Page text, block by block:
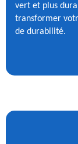
vert et plus
transformer
de durabilité.